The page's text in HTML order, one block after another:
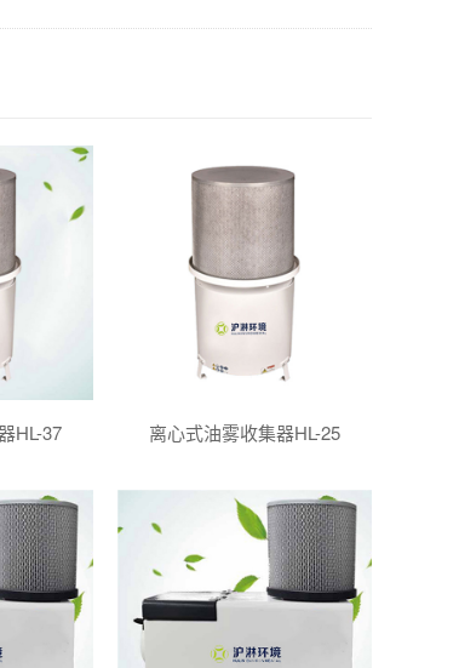
HL-37 离心式油雾收集器HL-25